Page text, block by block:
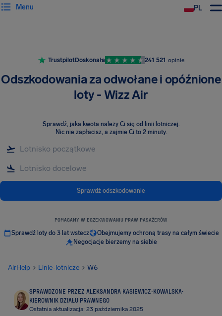
PL
Menu
TrustpilotDoskonała 241 521 opinie
Odszkodowania za odwołane i opóźnione
loty - Wizz Air
Sprawdź, jaka kwota należy Ci się od linii lotniczej.
Nic nie zapłacisz, a zajmie Ci to 2 minuty.
Sprawdź odszkodowanie
POMAGAMY W EGZEKWOWANIU PRAW PASAŻERÓW
Sprawdź loty do 3 lat wstecz
Obejmujemy ochroną trasy na całym świecie
Negocjacje bierzemy na siebie
AirHelp Linie-lotnicze W6
SPRAWDZONE PRZEZ ALEKSANDRA KASIEWICZ-KOWALSKA·
KIEROWNIK DZIAŁU PRAWNEGO
Ostatnia aktualizacja: 23 października 2025